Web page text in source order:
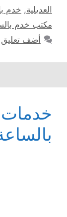
العديلية, خدم
مكتب خدم
أضف تعليق